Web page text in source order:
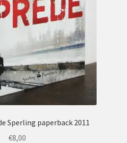
Sperling paperback 2011
€8,00